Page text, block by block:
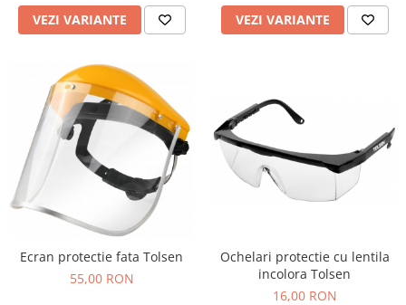
VEZI VARIANTE VEZI VARIANTE
Ecran protectie fata Tolsen
55,00 RON
Ochelari protectie cu lentila
incolora Tolsen
16,00 RON